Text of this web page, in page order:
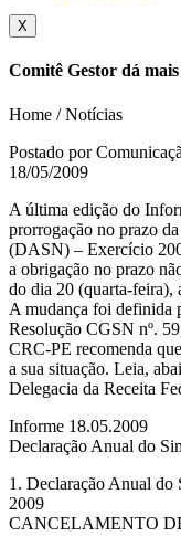
X
Comitê Gestor dá
Home / Notícias
Postado por
18/05/2009
A última edição do
prorrogação no prazo
(DASN) – Exercício
a obrigação no prazo
do dia 20 (quarta-feira),
A mudança foi definida
Resolução CGSN nº.
CRC-PE recomenda
a sua situação. Leia,
Delegacia da Receita
Informe 18.05.2009
Declaração Anual do
1. Declaração Anual
2009
CANCELAMENTO